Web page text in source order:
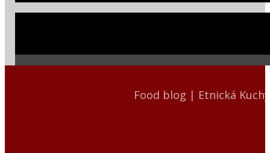
Food blog | Etnická